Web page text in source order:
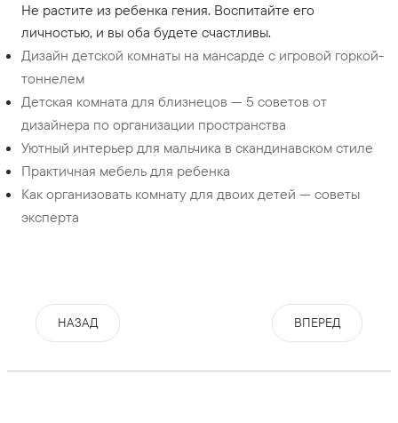
Не растите из ребенка гения. Воспитайте его
личностью, и вы оба будете счастливы.
Дизайн детской комнаты на мансарде с игровой горкой-
тоннелем
Детская комната для близнецов — 5 cоветов от
дизайнера по организации пространства
Уютный интерьер для мальчика в скандинавском стиле
Практичная мебель для ребенка
Как организовать комнату для двоих детей — советы
эксперта
НАЗАД ВПЕРЕД